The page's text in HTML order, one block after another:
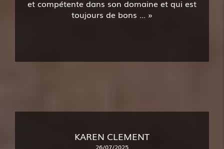
et compétente dans son domaine et qui est
toujours de bons ...
KAREN CLEMENT